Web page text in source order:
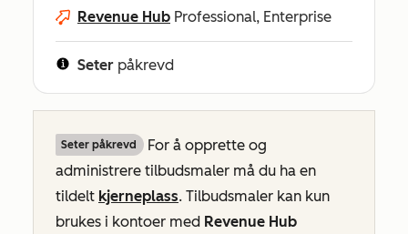
Revenue Hub Professional, Enterprise
Seter påkrevd
Seter påkrevd
For å opprette og
administrere tilbudsmaler må du ha en
tildelt kjerneplass. Tilbudsmaler kan kun
brukes i kontoer med Revenue Hub